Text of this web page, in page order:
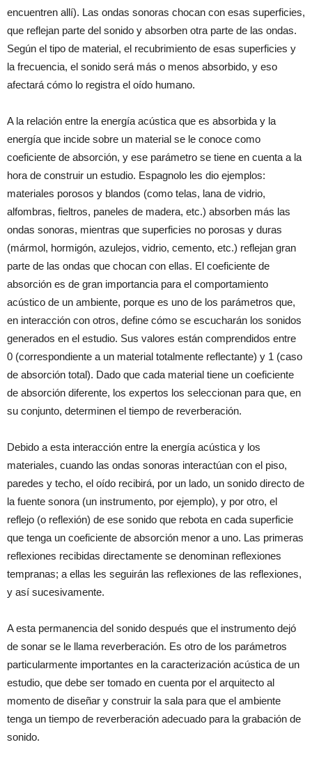
encuentren allí). Las ondas sonoras chocan con esas superficies,
que reflejan parte del sonido y absorben otra parte de las ondas.
Según el tipo de material, el recubrimiento de esas superficies y
la frecuencia, el sonido será más o menos absorbido, y eso
afectará cómo lo registra el oído humano.
A la relación entre la energía acústica que es absorbida y la
energía que incide sobre un material se le conoce como
coeficiente de absorción, y ese parámetro se tiene en cuenta a la
hora de construir un estudio. Espagnolo les dio ejemplos:
materiales porosos y blandos (como telas, lana de vidrio,
alfombras, fieltros, paneles de madera, etc.) absorben más las
ondas sonoras, mientras que superficies no porosas y duras
(mármol, hormigón, azulejos, vidrio, cemento, etc.) reflejan gran
parte de las ondas que chocan con ellas. El coeficiente de
absorción es de gran importancia para el comportamiento
acústico de un ambiente, porque es uno de los parámetros que,
en interacción con otros, define cómo se escucharán los sonidos
generados en el estudio. Sus valores están comprendidos entre
0 (correspondiente a un material totalmente reflectante) y 1 (caso
de absorción total). Dado que cada material tiene un coeficiente
de absorción diferente, los expertos los seleccionan para que, en
su conjunto, determinen el tiempo de reverberación.
Debido a esta interacción entre la energía acústica y los
materiales, cuando las ondas sonoras interactúan con el piso,
paredes y techo, el oído recibirá, por un lado, un sonido directo de
la fuente sonora (un instrumento, por ejemplo), y por otro, el
reflejo (o reflexión) de ese sonido que rebota en cada superficie
que tenga un coeficiente de absorción menor a uno. Las primeras
reflexiones recibidas directamente se denominan reflexiones
tempranas; a ellas les seguirán las reflexiones de las reflexiones,
y así sucesivamente.
A esta permanencia del sonido después que el instrumento dejó
de sonar se le llama reverberación. Es otro de los parámetros
particularmente importantes en la caracterización acústica de un
estudio, que debe ser tomado en cuenta por el arquitecto al
momento de diseñar y construir la sala para que el ambiente
tenga un tiempo de reverberación adecuado para la grabación de
sonido.